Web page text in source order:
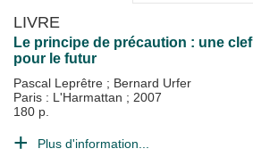
LIVRE
Le principe de précaution : une clef
pour le futur
Pascal Leprêtre ; Bernard Urfer
Paris : L'Harmattan ; 2007
180 p.
Plus d'information...